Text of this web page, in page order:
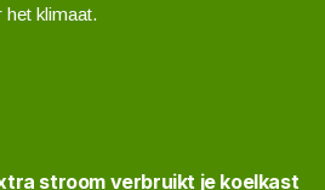
het klimaat.
stroom verbruikt je koelkast